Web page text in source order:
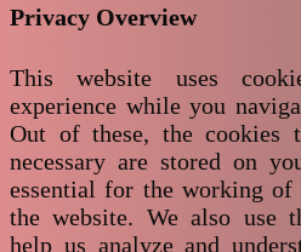
Privacy Overview
This website uses
experience while you
Out of these, the cookies
necessary are stored on
essential for the working
the website. We also use
help us analyze and